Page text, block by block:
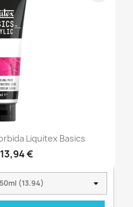
Liquitex Basics
13,94 €